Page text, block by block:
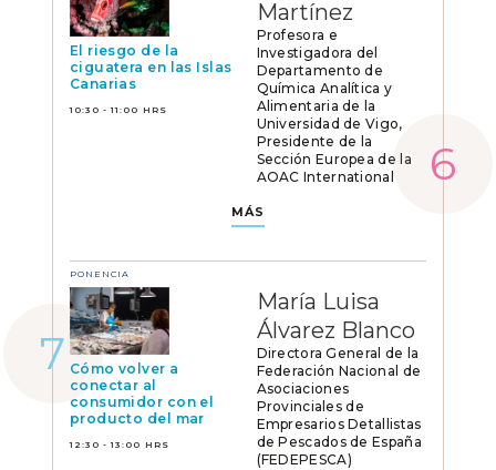
El riesgo de la
ciguatera en las Islas
Canarias
10:30 - 11:00 HRS
Martínez
Profesora e
Investigadora del
Departamento de
Química Analítica y
Alimentaria de la
Universidad de Vigo,
Presidente de la
Sección Europea de la
AOAC International
MÁS
PONENCIA
Cómo volver a
conectar al
consumidor con el
producto del mar
12:30 - 13:00 HRS
María Luisa
Álvarez Blanco
Directora General de la
Federación Nacional de
Asociaciones
Provinciales de
Empresarios Detallistas
de Pescados de España
(FEDEPESCA)